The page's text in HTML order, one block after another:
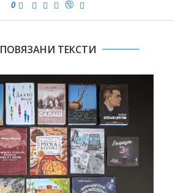
0
ПОВЯЗАНИ ТЕКСТИ